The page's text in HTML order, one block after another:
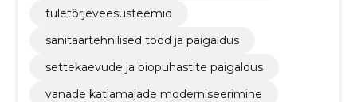
tuletõrjeveesüsteemid
sanitaartehnilised tööd ja paigaldus
settekaevude ja biopuhastite paigaldus
vanade katlamajade moderniseerimine